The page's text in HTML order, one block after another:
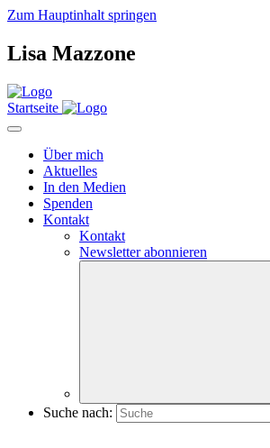
Zum Hauptinhalt springen
Lisa Mazzone
Startseite
Über mich
Aktuelles
In den Medien
Spenden
Kontakt
Kontakt
Newsletter abonnieren
Suche nach: